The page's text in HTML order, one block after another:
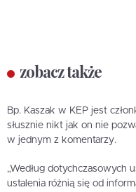
zobacz także
Bp. Kaszak w KEP jest
słusznie nikt jak on nie
w jednym z komentarzy.
„Według dotychczasowych
ustalenia różnią się od